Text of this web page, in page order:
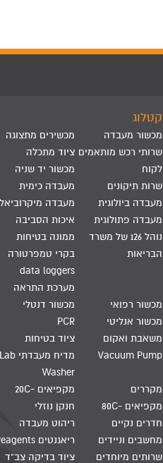
קטלוג
מכשור מעבדה
מכשירים מתצוגה
שרותי רכש מותאמים
לקוח
ציוד מתכלה
מכשור יד שניה
שרות תיקונים
מעבדה כימית
מעבדה ביולוגית
מעבדה
מעבדה פתולוגית
איכות הסביבה
נוהל 126 של משרד
הבריאות
ממונה בטיחות
בקרי טמפרטורה
data loggers
מערכת התראה
מכשור רפואי
מכשור דנטלי
מכשור אנליטי
PCR
משאבת ואקום
Vacuum Pump
ציוד בטיחות
מדיח מעבדתי Lab
Washer
מקררים
מקפיאים -20C
מקפיאים -80C
חנקן נוזלי
חדרים נקיים
ריהוט מעבדה
מחשבים וניידים
ריאגנטים Reagents
שרותים מיוחדים
ציוד בדיקה צב"ד